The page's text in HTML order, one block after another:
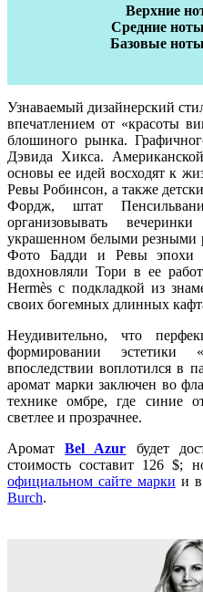
Верхние
Средние
Базовые
Узнаваемый дизайнерский
впечатлением от «красоты
блошиного рынка.
Дэвида Хикса.
основы ее идей восходят к
Ревы Робинсон, а также
Фордж, штат
организовывать
украшенном белыми резными
Фото Бадди и Ревы эпохи
вдохновляли Тори в ее
Hermès с подкладкой из
своих богемных длинных
Неудивительно, что
формировании эстетики
впоследствии воплотился в
аромат марки заключен во
технике омбре, где синие
светлее и прозрачнее.
АроматBel Azur будет
стоимость составит 126 $;
официальном сайте марки и
Burch.